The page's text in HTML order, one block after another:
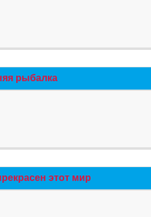
рыбалка
этот мир